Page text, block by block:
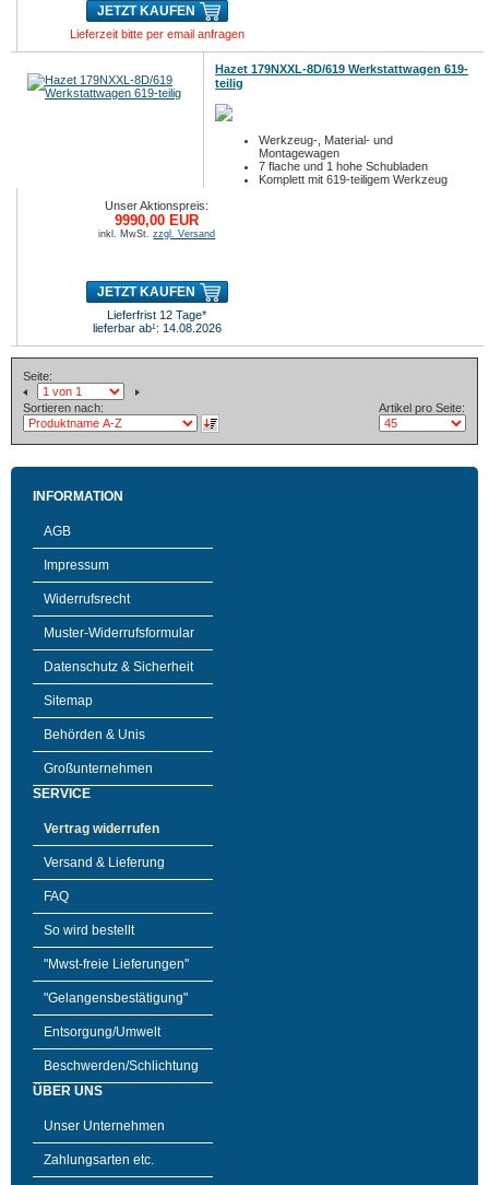
JETZT KAUFEN
Lieferzeit bitte per email anfragen
Hazet 179NXXL-8D/619 Werkstattwagen 619-
teilig
Werkzeug-, Material- und
Montagewagen
7 flache und 1 hohe Schubladen
Komplett mit 619-teiligem Werkzeug
Unser Aktionspreis:
9990,00 EUR
inkl. MwSt.zzgl. Versand
JETZT KAUFEN
Lieferfrist 12 Tage*
lieferbar ab¹: 14.08.2026
Seite:
Sortieren nach: Artikel pro Seite:
INFORMATION
AGB
Impressum
Widerrufsrecht
Muster-Widerrufsformular
Datenschutz & Sicherheit
Sitemap
Behörden & Unis
Großunternehmen
SERVICE
Vertrag widerrufen
Versand & Lieferung
FAQ
So wird bestellt
"Mwst-freie Lieferungen"
"Gelangensbestätigung"
Entsorgung/Umwelt
Beschwerden/Schlichtung
ÜBER UNS
Unser Unternehmen
Zahlungsarten etc.